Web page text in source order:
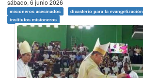
sábado, 6 junio 2026
misioneros asesinados dicasterio para la evangelización
institutos misioneros